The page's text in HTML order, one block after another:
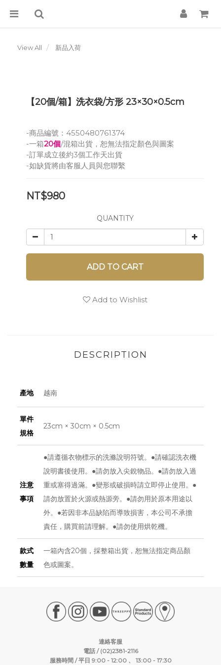
View All 新品入荷
【20個/箱】洗衣袋/方形 23×30×0.5cm
-商品編號：4550480761374
-一箱20個/混箱出貨，恕無法指定顏色與圖案
-訂單成立後約3個工作天出貨
-如缺貨將由客服人員與您聯繫
NT$980
QUANTITY
ADD TO CART
Add to Wishlist
DESCRIPTION
產地 越南
單件
規格
23cm × 30cm × 0.5cm
注意
事項
●請遵循衣物標示的洗滌說明符號。●請確認洗衣機
說明書後使用。●請勿放入尖銳物品。●請勿放入過
重或塞得過滿。●變形或破損時請立即停止使用。●
請勿放置於火源或熱源旁。●請勿用於原本用途以
外。●若因非本品缺陷而導致損害，本公司不承擔
責任，購買前請理解。●請勿使用烘乾機。
款式
數量
一箱內含20個，採整箱出貨，恕無法指定商品顏
色或圖案。
連絡客服
電話 / (02)2381-2116
服務時間 / 平日 9:00 - 12:00 、 13:00 - 17:30